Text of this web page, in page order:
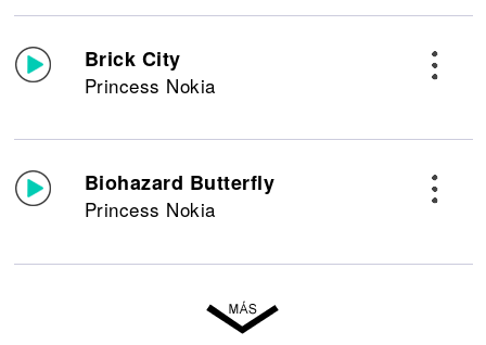
Brick City
Princess Nokia
Biohazard Butterfly
Princess Nokia